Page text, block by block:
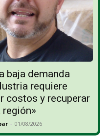
baja demanda
requiere
costos y recuperar
- 01/08/2026